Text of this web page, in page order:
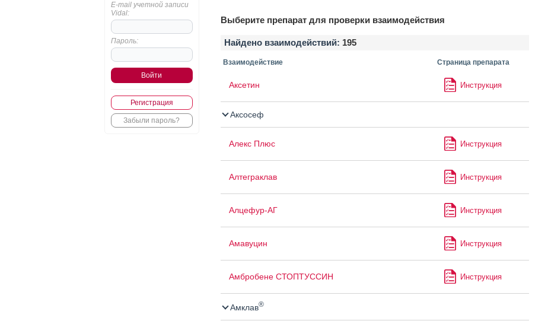
E-mail учетной записи
Vidal:
Пароль:
Регистрация
Забыли пароль?
Выберите препарат для проверки взаимодействия
Найдено взаимодействий: 195
Взаимодействие Страница препарата
Аксетин Инструкция
Аксосеф
Алекс Плюс Инструкция
Алтеграклав Инструкция
Алцефур-АГ Инструкция
Амавуцин Инструкция
Амбробене СТОПТУССИН Инструкция
Амклав®